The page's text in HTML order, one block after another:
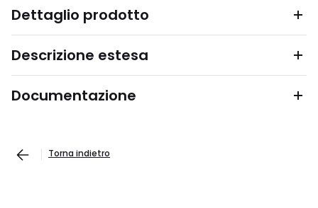
Dettaglio prodotto
Descrizione estesa
Documentazione
Torna indietro